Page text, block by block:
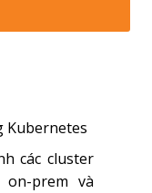
Kubernetes
các cluster
prem và